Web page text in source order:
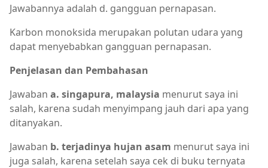
Jawabannya adalah d. gangguan pernapasan.
Karbon monoksida merupakan polutan udara yang
dapat menyebabkan gangguan pernapasan.
Penjelasan dan Pembahasan
Jawaban a. singapura, malaysia menurut saya ini
salah, karena sudah menyimpang jauh dari apa yang
ditanyakan.
Jawaban b. terjadinya hujan asam menurut saya ini
juga salah, karena setelah saya cek di buku ternyata